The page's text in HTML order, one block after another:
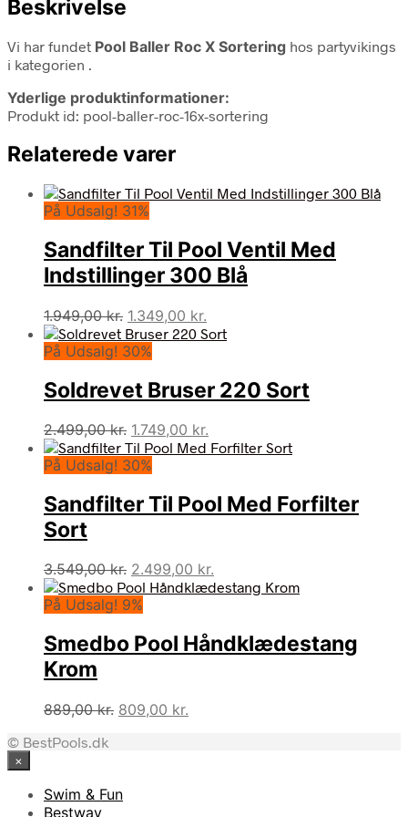
Beskrivelse
Vi har fundet Pool Baller Roc X Sortering hos partyvikings
i kategorien .
Yderlige produktinformationer:
Produkt id: pool-baller-roc-16x-sortering
Relaterede varer
På Udsalg! 31%
Sandfilter Til Pool Ventil Med
Indstillinger 300 Blå
1.949,00kr. Den
oprindelige
pris
1.949,00 kr..
1.349,00 kr.
aktuelle
1.349,00 kr..
På Udsalg! 30%
Soldrevet Bruser 220 Sort
2.499,00kr. Den
oprindelige
pris
2.499,00 kr..
1.749,00 kr.
aktuelle
1.749,00 kr..
På Udsalg! 30%
Sandfilter Til Pool Med Forfilter
Sort
3.549,00kr. Den
oprindelige
pris
3.549,00 kr..
2.499,00 kr.
aktuelle
2.499,00 kr..
På Udsalg! 9%
Smedbo Pool Håndklædestang
Krom
889,00kr. Den
809,00 kr.
© BestPools.dk
×
Swim & Fun
Bestway